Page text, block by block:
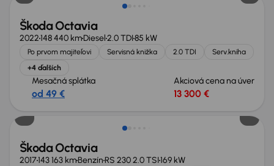
Škoda Octavia
2022148 440 kmDiesel2.0 TDI85 kW
Po prvom majiteľovi Servisná knižka 2.0 TDI
Serv.kniha
+4 ďalších
Mesačná splátka
od 49 €
Akciová cena na úver
13 300 €
Nové v ponuke
Škoda Octavia
2017143 163 kmBenzín RS 230 2.0 TSI169 kW